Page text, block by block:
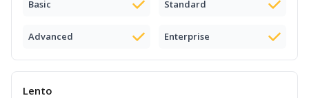
Basic Standard
Advanced Enterprise
Lento